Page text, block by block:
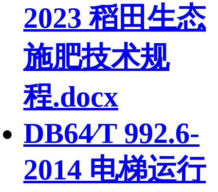
2023 稻田生态
施肥技术规
程.docx
DB64∕T 992.6-
2014 电梯运行